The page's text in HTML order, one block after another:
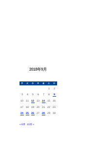
2018年9月
月 火 水 木 金 土 日
1
2
3
4 5 6 7 8 9
10 11 12 13 14 15 16
17 18 19 20 21 22
23
24
25 26 27 28 29 30
« 8月 10月 »